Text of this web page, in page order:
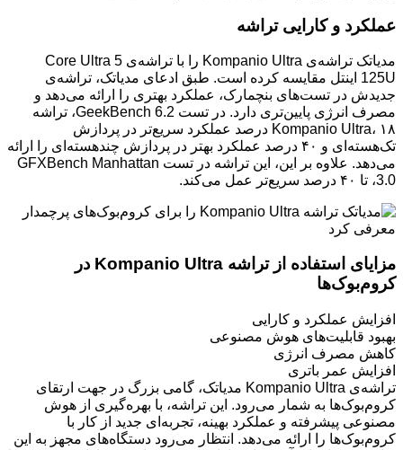
عملکرد و کارایی تراشه
مدیاتک تراشه‌ی Kompanio Ultra را با تراشه‌ی Core Ultra 5
125U اینتل مقایسه کرده است. طبق ادعای مدیاتک، تراشه‌ی
جدیدش در تست‌های بنچمارک، عملکرد بهتری را ارائه می‌دهد و
مصرف انرژی پایین‌تری دارد. در تست GeekBench 6.2، تراشه
Kompanio Ultra، ۱۸ درصد عملکرد سریع‌تر در پردازش
تک‌هسته‌ای و ۴۰ درصد عملکرد بهتر در پردازش چندهسته‌ای را ارائه
می‌دهد. علاوه بر این، این تراشه در تست GFXBench Manhattan
3.0، تا ۴۰ درصد سریع‌تر عمل می‌کند.
مزایای استفاده از تراشه Kompanio Ultra در
کروم‌بوک‌ها
افزایش عملکرد و کارایی
بهبود قابلیت‌های هوش مصنوعی
کاهش مصرف انرژی
افزایش عمر باتری
تراشه‌ی Kompanio Ultra مدیاتک، گامی بزرگ در جهت ارتقای
کروم‌بوک‌ها به شمار می‌رود. این تراشه، با بهره‌گیری از هوش
مصنوعی پیشرفته و عملکرد بهینه، تجربه‌ای جدید از کار با
کروم‌بوک‌ها را ارائه می‌دهد. انتظار می‌رود دستگاه‌های مجهز به این